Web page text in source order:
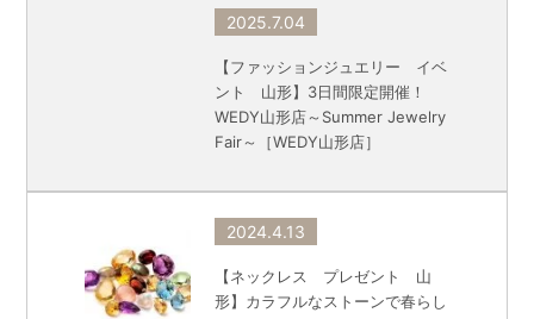
2025.7.04
【ファッションジュエリー イベ
ント 山形】3日間限定開催！
WEDY山形店～Summer Jewelry
Fair～［WEDY山形店］
2024.4.13
【ネックレス プレゼント 山
形】カラフルなストーンで春らし